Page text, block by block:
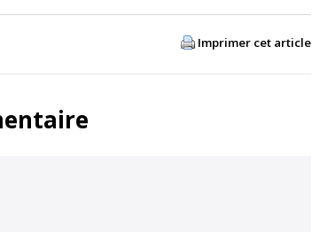
Imprimer cet article